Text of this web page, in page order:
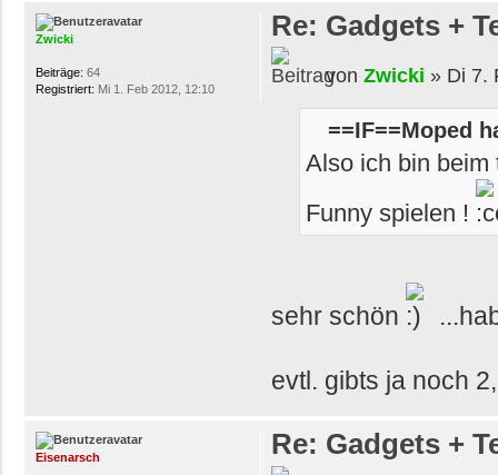
Re: Gadgets +
von Zwicki » Di 7.
==IF==Moped
Also ich bin beim
Funny spielen !
sehr schön
evtl. gibts ja noch
Zwicki
Beiträge: 64
Registriert: Mi 1. Feb 2012, 12:10
Re: Gadgets +
Eisenarsch